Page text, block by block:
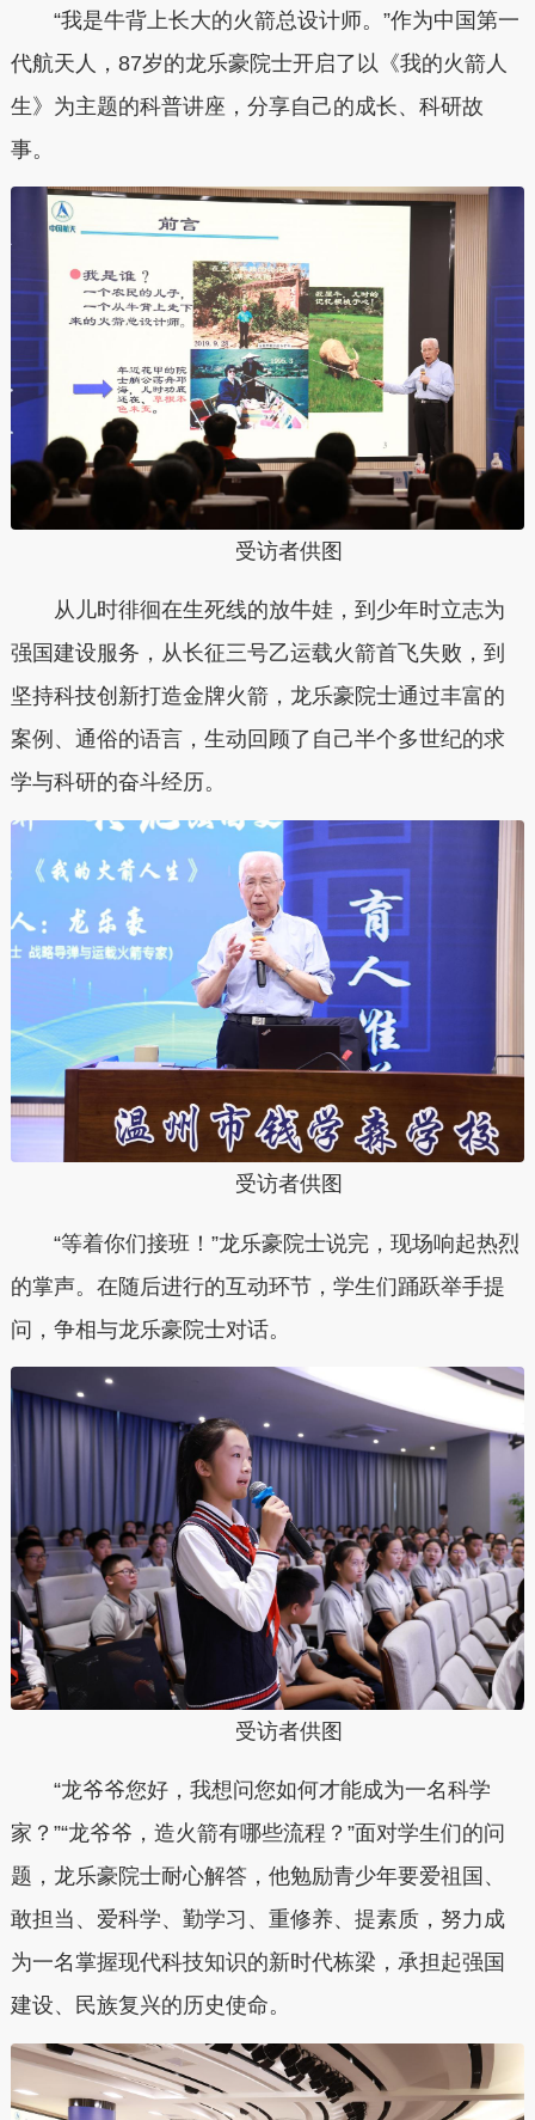
“我是牛背上长大的火箭总设计师。”作为中国第一
代航天人，87岁的龙乐豪院士开启了以《我的火箭人
生》为主题的科普讲座，分享自己的成长、科研故
事。
受访者供图
从儿时徘徊在生死线的放牛娃，到少年时立志为
强国建设服务，从长征三号乙运载火箭首飞失败，到
坚持科技创新打造金牌火箭，龙乐豪院士通过丰富的
案例、通俗的语言，生动回顾了自己半个多世纪的求
学与科研的奋斗经历。
受访者供图
“等着你们接班！”龙乐豪院士说完，现场响起热烈
的掌声。在随后进行的互动环节，学生们踊跃举手提
问，争相与龙乐豪院士对话。
受访者供图
“龙爷爷您好，我想问您如何才能成为一名科学
家？”“龙爷爷，造火箭有哪些流程？”面对学生们的问
题，龙乐豪院士耐心解答，他勉励青少年要爱祖国、
敢担当、爱科学、勤学习、重修养、提素质，努力成
为一名掌握现代科技知识的新时代栋梁，承担起强国
建设、民族复兴的历史使命。